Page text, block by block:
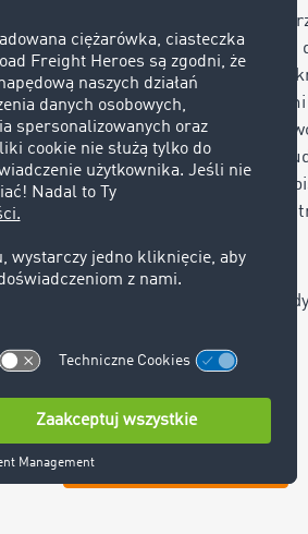
Procesy logistyczne muszą
TIMOCOM Marketplace masz
sprawdzonych klientów z
busy możesz zawierać w
Messengerowi TIMOCOM
zleceniodawcami. Z nami
partnerów biznesowych i
digitalizacji Twoich procesów
Przetestuj pełną wersję
Przetestuj za darmo!